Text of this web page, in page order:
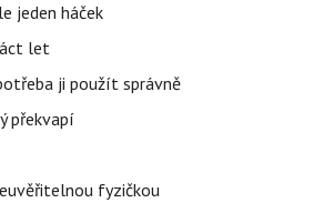
jeden háček
let
ji použít správně
překvapí
fyzičkou